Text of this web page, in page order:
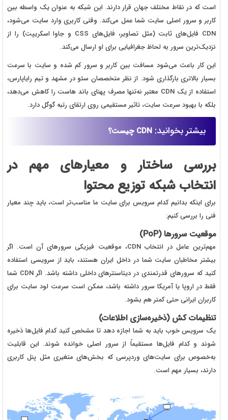
است که در نقاط مختلف جهان قرار دارند. این شبکه به عنوان یک واسطه بین
کاربر و سرور اصلی سایت شما عمل می‌کند. وقتی کاربری وارد سایت می‌شود،
CDN فایل‌های ثابت (مثل تصاویر، فایل‌های CSS و جاوا اسکریپت) را از
نزدیک‌ترین سرور به لحاظ جغرافیایی برای او ارسال می‌کند.
این کار باعث می‌شود مسافت بین کاربر و سرور کم شده و سایت با سرعت
بسیار بالاتری بارگذاری شود. از نظر متخصصان سئو در مشهد و تیم رایاپارس،
استفاده از یک CDN معتبر نه‌تنها مصرف پهنای باند هاست را کاهش می‌دهد،
بلکه با بهبود سرعت سایت، تاثیر مستقیمی روی ارتقای رتبه گوگل دارد.
بیشتر بخوانید: CDN چیست؟
بررسی ساختار و معیارهای مهم در
انتخاب شبکه توزیع محتوا
برای اینکه بدانیم کدام سرویس برای سایت ما مناسب‌تر است، باید چند معیار
فنی را بررسی کنیم:
موقعیت سرورها (PoP)
مهم‌ترین عامل در انتخاب CDN، موقعیت فیزیکی سرورهای آن است. اگر
بیشتر مخاطبان سایت شما در داخل ایران هستند، باید از سرویسی استفاده
کنید که سرورهای قدرتمندی در دیتاسنترهای داخلی داشته باشد. اگر CDN شما
فقط در اروپا یا آمریکا سرور داشته باشد، ممکن است سرعت لود سایت برای
کاربران ایرانی حتی کمتر هم بشود.
تنظیمات کش (ذخیره‌سازی اطلاعات)
یک سرویس خوب باید به شما اجازه دهد تا مشخص کنید کدام فایل‌ها ذخیره
شوند و کدام فایل‌ها مستقیماً از سرور اصلی خوانده شوند. این قابلیت
به‌خصوص برای سایت‌های وردپرسی که بخش‌های متغیری مثل پنل کاربری
دارند، بسیار مهم است.